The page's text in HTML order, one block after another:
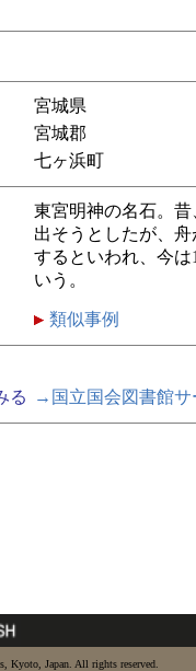
宮城県
宮城郡
七ヶ浜町
東宮明神の名石。
出そうとしたが、
するといわれ、今は
いう。
類似事例
る
→国立国会図書館サ
Kyoto, Japan. All rights reserved.